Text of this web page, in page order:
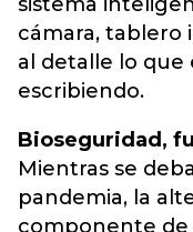
cámara,
al detalle lo que
escribiendo.
Bioseguridad,
Mientras se
pandemia, la
componente de